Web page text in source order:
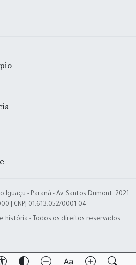
- Paraná - Av. Santos Dumont, 2021
| CNPJ 01.613.052/0001-04
história - Todos os direitos reservados.